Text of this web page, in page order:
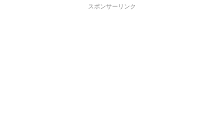
スポンサーリンク